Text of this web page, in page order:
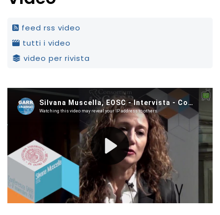
feed rss video
tutti i video
video per rivista